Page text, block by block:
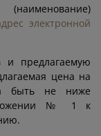
электронной
предлагаемую
цена на
быть не ниже
№ 1 к